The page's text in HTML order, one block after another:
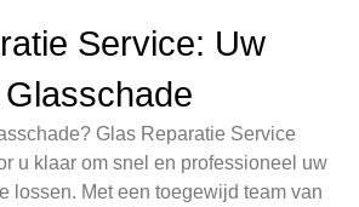
Service: Uw
Glas Reparatie Service
u klaar om snel en professioneel uw
lossen. Met een toegewijd team van